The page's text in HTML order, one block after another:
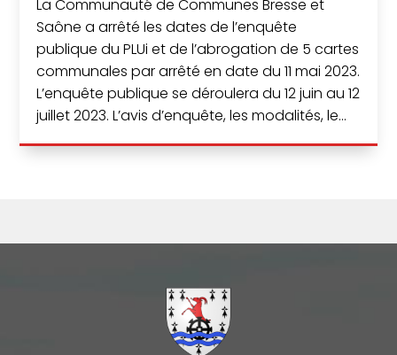
La Communauté de Communes Bresse et
Saône a arrêté les dates de l’enquête
publique du PLUi et de l’abrogation de 5 cartes
communales par arrêté en date du 11 mai 2023.
L’enquête publique se déroulera du 12 juin au 12
juillet 2023. L’avis d’enquête, les modalités, le...